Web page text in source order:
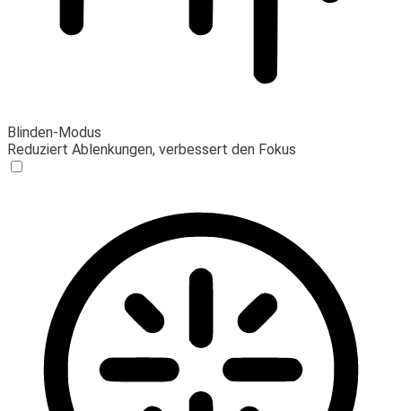
Blinden-Modus
Reduziert Ablenkungen, verbessert den Fokus